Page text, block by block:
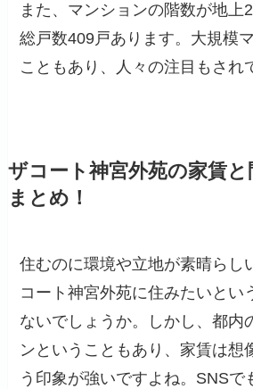
また、マンションの階数が地上
総戸数409戸あります。大規模
こともあり、人々の注目もされ
ザコート神宮外苑の家賃
まとめ！
住むのに環境や立地が素晴らし
コート神宮外苑に住みたいとい
ないでしょうか。しかし、都内
ンということもあり、家賃は想
う印象が強いですよね。SNSで